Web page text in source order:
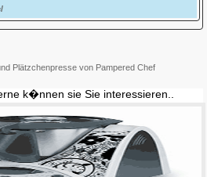
Plätzchenpresse von Pampered Chef
k�nnen sie Sie interessieren..